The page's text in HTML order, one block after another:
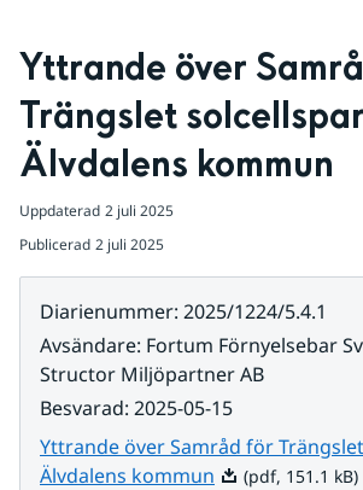
Yttrande över
Trängslet
Älvdalens kommun
Uppdaterad 2 juli 2025
Publicerad 2 juli 2025
Diarienummer: 2025/1224/5.4.1
Avsändare: Fortum Förnyelsebar
Structor Miljöpartner AB
Besvarad: 2025-05-15
Yttrande över Samråd för
Älvdalens kommun Pdf, 151.1 kB.
(pdf, 151.1 kB)